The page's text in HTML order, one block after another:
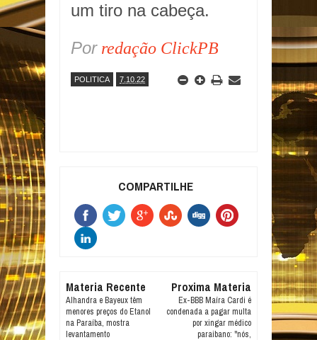
um tiro na cabeça.
Por redação ClickPB
POLITICA 7.10.22
COMPARTILHE
Materia Recente
Alhandra e Bayeux têm
menores preços do Etanol
na Paraíba, mostra
levantamento
Proxima Materia
Ex-BBB Maíra Cardi é
condenada a pagar multa
por xingar médico
paraibano: "nós,